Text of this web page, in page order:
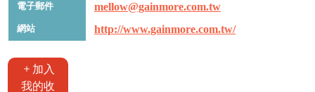
電子郵件 mellow@gainmore.com.tw
網站 http://www.gainmore.com.tw/
加入
我的收